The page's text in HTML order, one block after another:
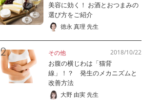
美容に効く！ お酒とおつまみの
選び方をご紹介
徳永 真理 先生
その他 2018/10/22
お腹の横じわは「猫背
線」！？ 発生のメカニズムと
改善方法
大野 由実 先生